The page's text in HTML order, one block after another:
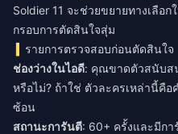
Soldier 11 จะช่วยขยายทางเลือ
กรอบการตัดสินใจสุ่ม
รายการตรวจสอบก่อนตัดสินใจ
ช่องว่างในไอดี: คุณขาดตัวสนับสนุ
หรือไม่? ถ้าใช่ ตัวละครเหล่านี้คื
ซ้อน
สถานะการันตี: 60+ ครั้งและมีก